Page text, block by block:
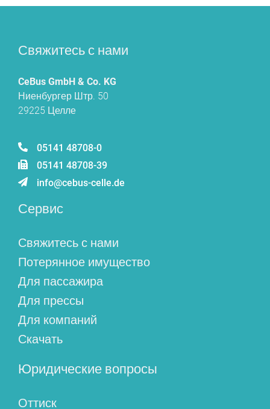
Свяжитесь с нами
CeBus GmbH & Co. KG
Ниенбургер Штр. 50
29225 Целле
05141 48708-0
05141 48708-39
info@cebus-celle.de
Сервис
Свяжитесь с нами
Потерянное имущество
Для пассажира
Для прессы
Для компаний
Скачать
Юридические вопросы
Оттиск